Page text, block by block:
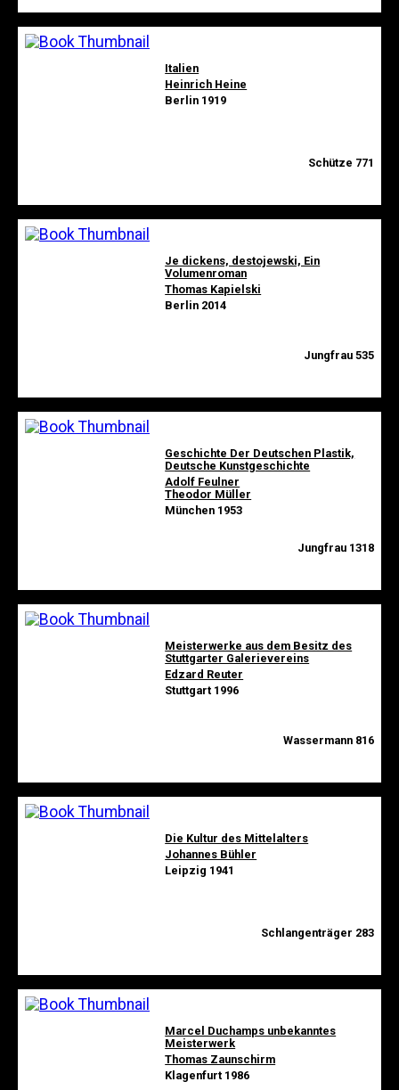
Italien
Heinrich Heine
Berlin 1919
Schütze 771
Je dickens, destojewski, Ein
Volumenroman
Thomas Kapielski
Berlin 2014
Jungfrau 535
Geschichte Der Deutschen Plastik,
Deutsche Kunstgeschichte
Adolf Feulner
Theodor Müller
München 1953
Jungfrau 1318
Meisterwerke aus dem Besitz des
Stuttgarter Galerievereins
Edzard Reuter
Stuttgart 1996
Wassermann 816
Die Kultur des Mittelalters
Johannes Bühler
Leipzig 1941
Schlangenträger 283
Marcel Duchamps unbekanntes
Meisterwerk
Thomas Zaunschirm
Klagenfurt 1986